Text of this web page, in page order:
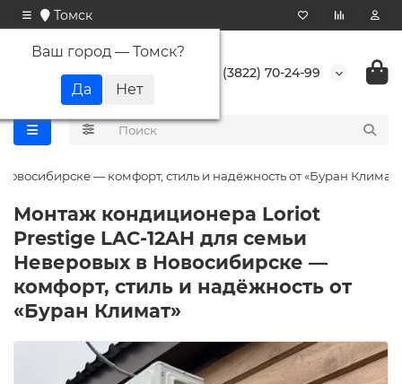
Томск
Ваш город — Томск?
+7 (3822) 70-24-99
— комфорт, стиль и надёжность от «Буран Климат»
Монтаж кондиционера Loriot
Prestige LAC-12AH для семьи
Неверовых в Новосибирске —
комфорт, стиль и надёжность от
«Буран Климат»